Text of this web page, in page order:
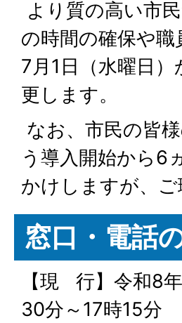
より質の高い市
の時間の確保や
7月1日（水曜日
更します。
なお、市民の皆
う導入開始から6
かけしますが、
窓口・電話
【現 行】令和8
30分～17時15分